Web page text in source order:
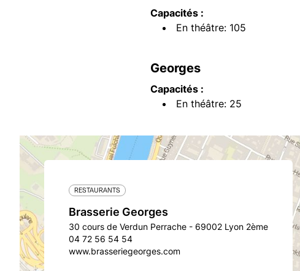
Capacités :
En théâtre: 105
Georges
Capacités :
En théâtre: 25
RESTAURANTS
Brasserie Georges
30 cours de Verdun Perrache - 69002 Lyon 2ème
04 72 56 54 54
www.brasseriegeorges.com